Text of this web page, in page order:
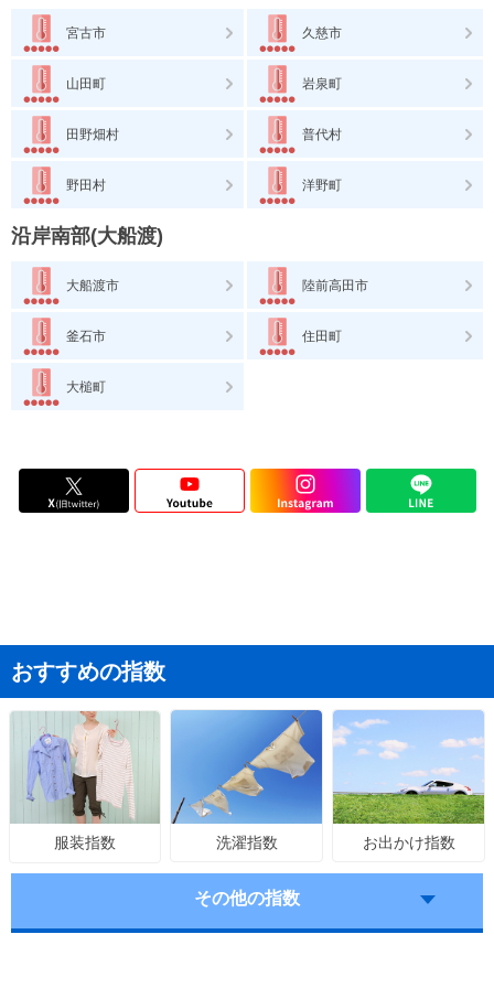
宮古市 久慈市
山田町 岩泉町
田野畑村 普代村
野田村 洋野町
沿岸南部(大船渡)
大船渡市 陸前高田市
釜石市 住田町
大槌町
おすすめの指数
服装指数 洗濯指数 お出かけ指数
その他の指数